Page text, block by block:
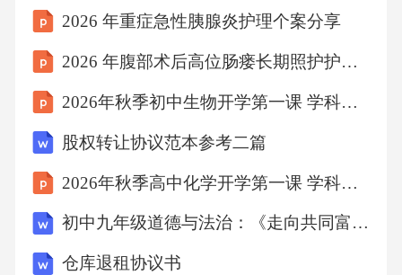
（二）未按规定对管理人员和作业人员进行安
未按规定编制、审核、论证危大工程专项施工
方案的；（四）对发生的生产安全事故隐瞒不
报、谎报或迟报的；（五）未按规定提取和使
用安全生产费用的；（六）一年内发生一般及
以上生产安全责任事故的。第十三条建筑施工
企业应当每年对本企业安全生产标准化工作开
展情况进行一次自评，并于次年1月底前将自评
2026 年重症急性胰腺炎护理个案分享
2026 年腹部术后高位肠瘘长期照护护理个案
2026年秋季初中生物开学第一课 学科之美发现
股权转让协议范本参考二篇
2026年秋季高中化学开学第一课 学科探究与实践教学设计
初中九年级道德与法治：《走向共同富裕-中国式现代化的民生答卷》教学设计
仓库退租协议书